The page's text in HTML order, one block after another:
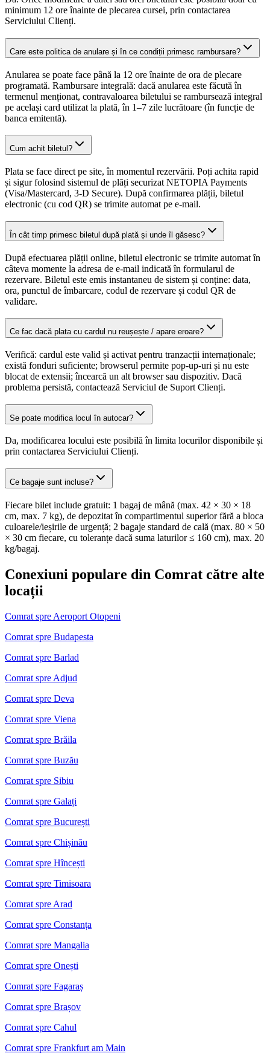
minimum 12 ore înainte de plecarea cursei, prin contactarea
Serviciului Clienți.
Care este politica de anulare și în ce condiții primesc rambursare?
Anularea se poate face până la 12 ore înainte de ora de plecare
programată. Rambursare integrală: dacă anularea este făcută în
termenul menționat, contravaloarea biletului se rambursează integral
pe același card utilizat la plată, în 1–7 zile lucrătoare (în funcție de
banca emitentă).
Cum achit biletul?
Plata se face direct pe site, în momentul rezervării. Poți achita rapid
și sigur folosind sistemul de plăți securizat NETOPIA Payments
(Visa/Mastercard, 3-D Secure). După confirmarea plății, biletul
electronic (cu cod QR) se trimite automat pe e-mail.
În cât timp primesc biletul după plată și unde îl găsesc?
După efectuarea plății online, biletul electronic se trimite automat în
câteva momente la adresa de e-mail indicată în formularul de
rezervare. Biletul este emis instantaneu de sistem și conține: data,
ora, punctul de îmbarcare, codul de rezervare și codul QR de
validare.
Ce fac dacă plata cu cardul nu reușește / apare eroare?
Verifică: cardul este valid și activat pentru tranzacții internaționale;
există fonduri suficiente; browserul permite pop-up-uri și nu este
blocat de extensii; încearcă un alt browser sau dispozitiv. Dacă
problema persistă, contactează Serviciul de Suport Clienți.
Se poate modifica locul în autocar?
Da, modificarea locului este posibilă în limita locurilor disponibile și
prin contactarea Serviciului Clienți.
Ce bagaje sunt incluse?
Fiecare bilet include gratuit: 1 bagaj de mână (max. 42 × 30 × 18
cm, max. 7 kg), de depozitat în compartimentul superior fără a bloca
culoarele/ieșirile de urgență; 2 bagaje standard de cală (max. 80 × 50
× 30 cm fiecare, cu toleranțe dacă suma laturilor ≤ 160 cm), max. 20
kg/bagaj.
Conexiuni populare din Comrat către alte
locații
Comrat spre Aeroport Otopeni
Comrat spre Budapesta
Comrat spre Barlad
Comrat spre Adjud
Comrat spre Deva
Comrat spre Viena
Comrat spre Brăila
Comrat spre Buzău
Comrat spre Sibiu
Comrat spre Galați
Comrat spre București
Comrat spre Chișinău
Comrat spre Hîncești
Comrat spre Timisoara
Comrat spre Arad
Comrat spre Constanța
Comrat spre Mangalia
Comrat spre Onești
Comrat spre Fagaraș
Comrat spre Brașov
Comrat spre Cahul
Comrat spre Frankfurt am Main